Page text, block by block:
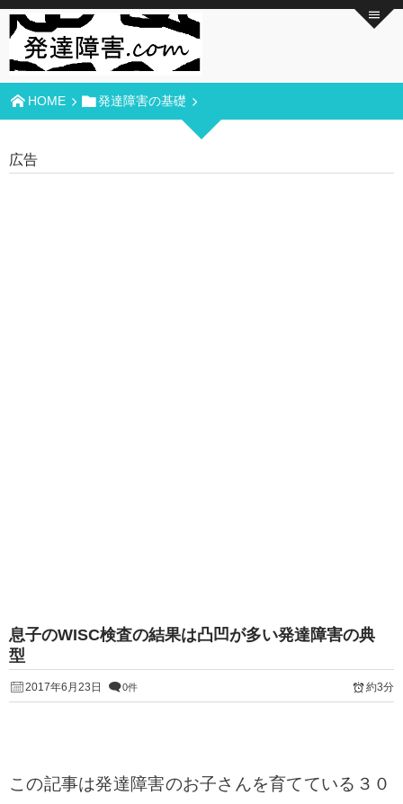
HOME 発達障害の基礎
広告
息子のWISC検査の結果は凸凹が多い発達障害の典
型
2017年6月23日 0件 約3分
この記事は発達障害のお子さんを育てている３０